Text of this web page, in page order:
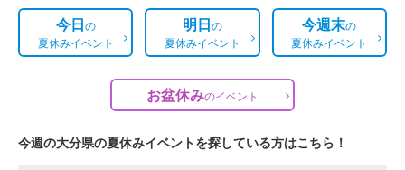
今日の
夏休みイベント
明日の
夏休みイベント
今週末の
夏休みイベント
お盆休みのイベント
今週の大分県の夏休みイベントを探している方はこちら！